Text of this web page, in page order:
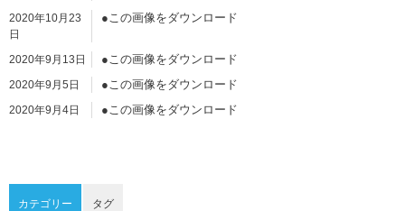
2020年10月23
日
●この画像をダウンロード
2020年9月13日 ●この画像をダウンロード
2020年9月5日 ●この画像をダウンロード
2020年9月4日 ●この画像をダウンロード
カテゴリー タグ